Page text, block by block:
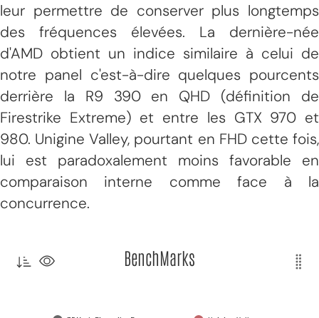
leur permettre de conserver plus longtemps
des fréquences élevées. La dernière-née
d'AMD obtient un indice similaire à celui de
notre panel c'est-à-dire quelques pourcents
derrière la R9 390 en QHD (définition de
Firestrike Extreme) et entre les GTX 970 et
980. Unigine Valley, pourtant en FHD cette fois,
lui est paradoxalement moins favorable en
comparaison interne comme face à la
concurrence.